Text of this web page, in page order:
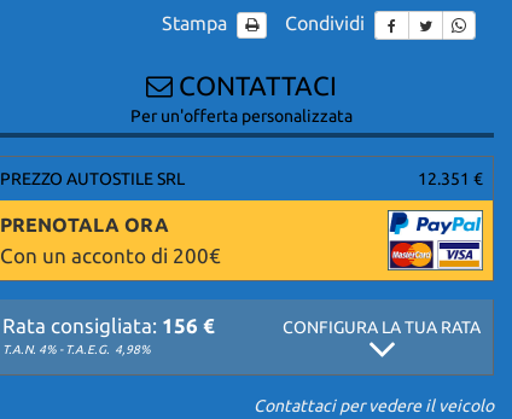
Stampa Condividi
CONTATTACI
Per un'offerta personalizzata
PREZZO AUTOSTILE SRL 12.351 €
PRENOTALA ORA
Con un acconto di 200€
Rata consigliata: 156 €
T.A.N. 4% - T.A.E.G. 4,98%
CONFIGURA LA TUA RATA
Contattaci per vedere il veicolo